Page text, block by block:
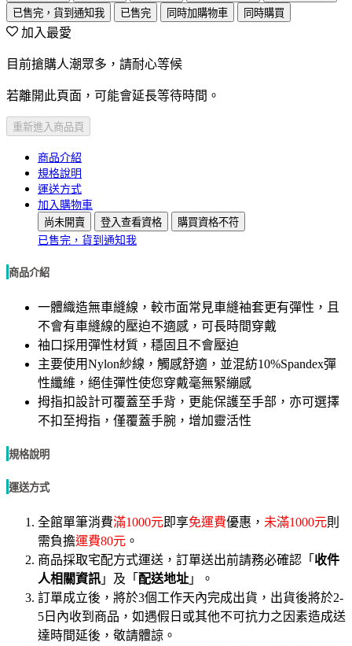
已售完，貨到通知我
已售完 同時加購物車 同時購買
加入最愛
目前搶購人潮眾多，請耐心等候
若離開此頁面，可能會延長等待時間。
重新進入商品頁
商品介紹
規格說明
運送方式
加入購物車
尚未開賣
登入查看資格
購買資格不符
已售完，貨到通知我
商品介紹
一體織造無車縫線，較市面常見車縫袖套更有彈性，且
不會有車縫線的壓迫不適感，可長時間穿戴
袖口採用彈性材質，穩固且不會壓迫
主要使用Nylon紗線，觸感舒適，並混紡10%Spandex彈
性纖維，絕佳彈性使您穿戴毫無緊繃感
拇指扣設計可覆蓋至手背，更能保護至手部，亦可選擇
不扣至拇指，僅覆蓋手腕，增加靈活性
規格說明
運送方式
全館單筆消費滿1000元即享免運費優惠， 未滿1000元則
需負擔運費80元 。
商品採取宅配方式運送，訂單送出前請務必確認「 收件
人相關資訊 」及「 配送地址 」。
訂單成立後，將於3個工作天內完成出貨，出貨後將於2-
5日內收到商品，如遇假日或其他不可抗力之因素造成送
達時間延後，敬請體諒。